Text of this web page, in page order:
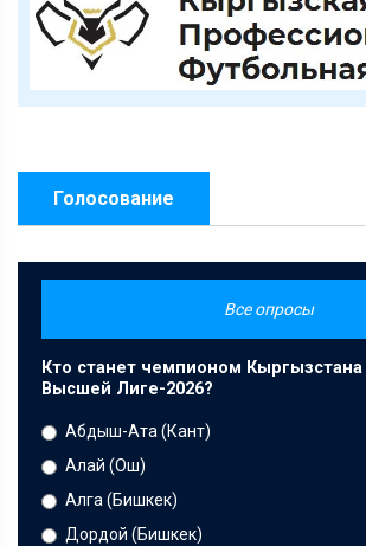
Голосование
Все опросы
Кто станет чемпионом
Высшей Лиге-2026?
Абдыш-Ата (Кант)
Алай (Ош)
Алга (Бишкек)
Дордой (Бишкек)